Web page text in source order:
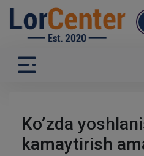
Ko’zda
kamaytirish